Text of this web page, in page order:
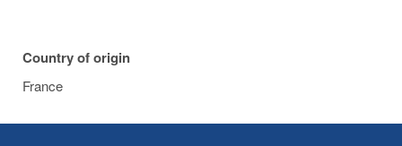
Country of origin
France